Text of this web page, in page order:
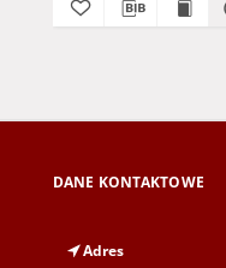
DANE KONTAKTOWE
Adres